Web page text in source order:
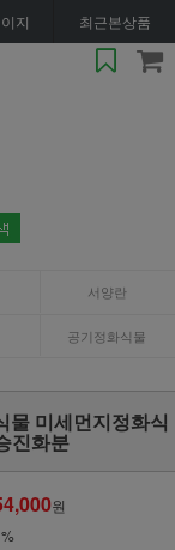
지 최근본상품
서양란
공기정화식물
물 미세먼지정화식
진화분
원